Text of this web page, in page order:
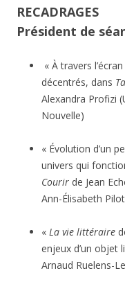
RECADRAGES
Président de
« À travers
décentrés, dans
Alexandra Profizi
Nouvelle)
« Évolution d’un
univers qui
Courir de Jean
Ann-Élisabeth
« La vie littéraire
enjeux d’un objet
Arnaud Ruelens-